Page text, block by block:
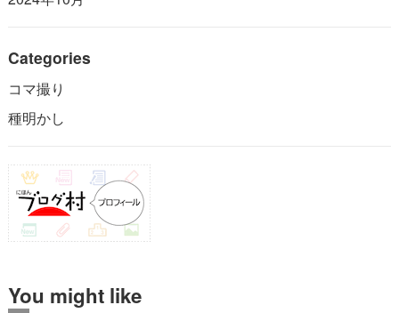
Categories
コマ撮り
種明かし
You might like